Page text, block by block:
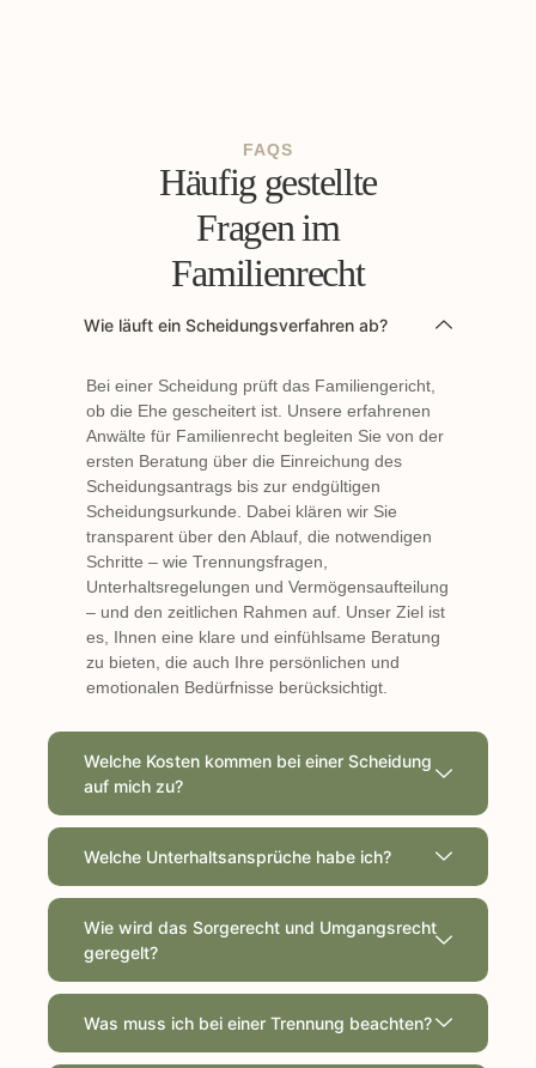
FAQS
Häufig gestellte
Fragen im
Familienrecht
Wie läuft ein Scheidungsverfahren ab?
Bei einer Scheidung prüft das Familiengericht,
ob die Ehe gescheitert ist. Unsere erfahrenen
Anwälte für Familienrecht begleiten Sie von der
ersten Beratung über die Einreichung des
Scheidungsantrags bis zur endgültigen
Scheidungsurkunde. Dabei klären wir Sie
transparent über den Ablauf, die notwendigen
Schritte – wie Trennungsfragen,
Unterhaltsregelungen und Vermögensaufteilung
– und den zeitlichen Rahmen auf. Unser Ziel ist
es, Ihnen eine klare und einfühlsame Beratung
zu bieten, die auch Ihre persönlichen und
emotionalen Bedürfnisse berücksichtigt.
Welche Kosten kommen bei einer Scheidung
auf mich zu?
Welche Unterhaltsansprüche habe ich?
Wie wird das Sorgerecht und Umgangsrecht
geregelt?
Was muss ich bei einer Trennung beachten?